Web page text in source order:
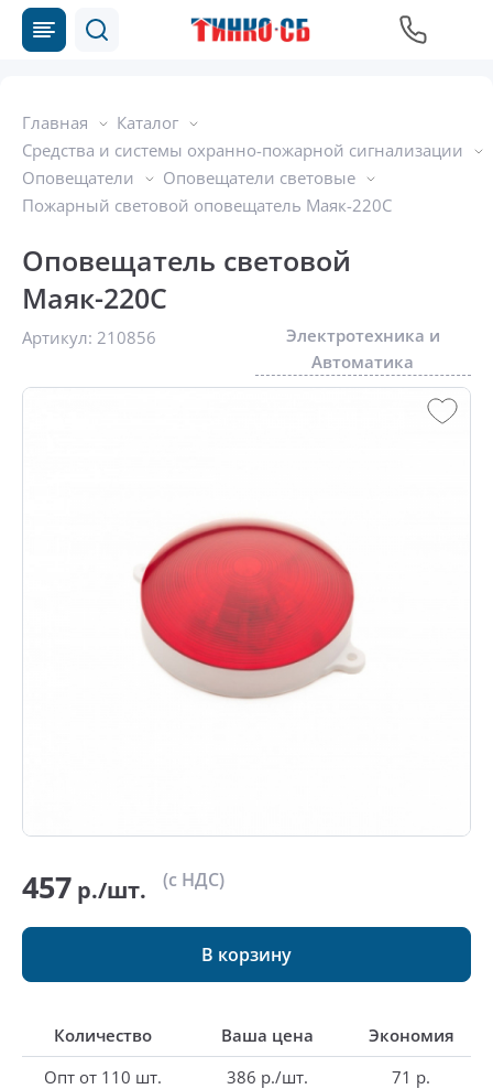
Главная
Каталог
Средства и системы охранно-пожарной сигнализации
Оповещатели
Оповещатели световые
Пожарный световой оповещатель Маяк-220С
Оповещатель световой
Маяк-220С
Артикул: 210856
Электротехника и
Автоматика
457 р./шт. (с НДС)
В корзину
Количество Ваша цена
Экономия
Опт от 110 шт.
386 р./шт.
71 р.